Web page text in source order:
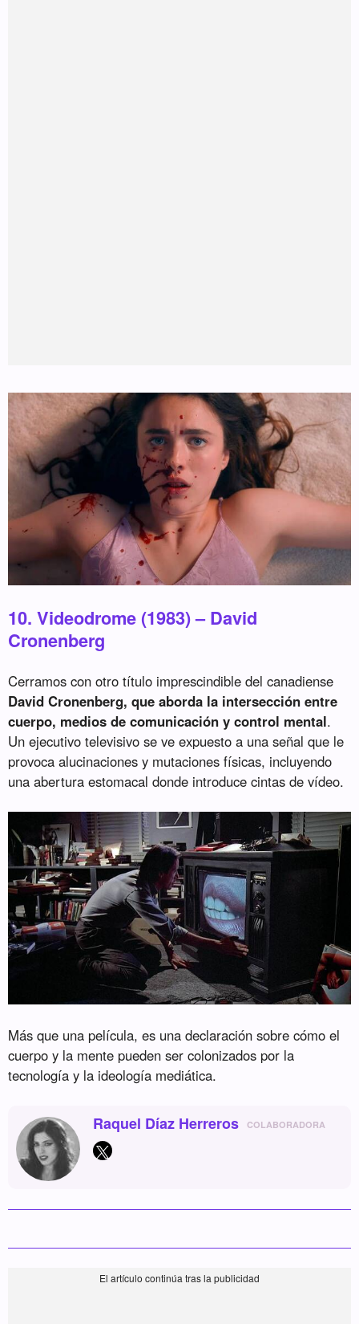
10. Videodrome (1983) – David
Cronenberg
Cerramos con otro título imprescindible del canadiense
David Cronenberg, que aborda la intersección entre
cuerpo, medios de comunicación y control mental.
Un ejecutivo televisivo se ve expuesto a una señal que le
provoca alucinaciones y mutaciones físicas, incluyendo
una abertura estomacal donde introduce cintas de vídeo.
Más que una película, es una declaración sobre cómo el
cuerpo y la mente pueden ser colonizados por la
tecnología y la ideología mediática.
Raquel Díaz Herreros COLABORADORA